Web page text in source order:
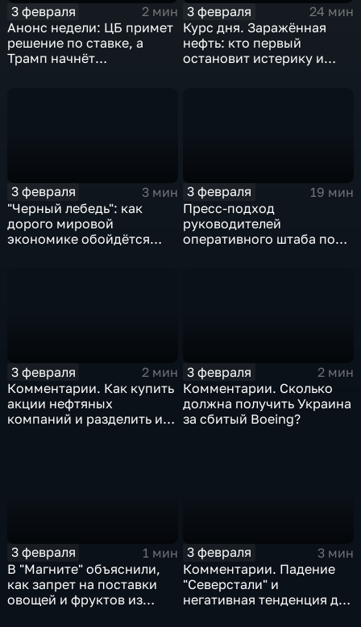
3 февраля
2 мин
Анонс недели: ЦБ примет
решение по ставке, а
Трамп начнёт
3 февраля
24 мин
Курс дня. Заражённая
нефть: кто первый
остановит истерику и
3 февраля
3 мин
"Черный лебедь": как
дорого мировой
экономике обойдётся
3 февраля
19 мин
Пресс-подход
руководителей
оперативного штаба по
3 февраля
2 мин
Комментарии. Как купить
акции нефтяных
компаний и разделить их
3 февраля
2 мин
Комментарии. Сколько
должна получить Украина
за сбитый Boeing?
3 февраля
1 мин
В "Магните" объяснили,
как запрет на поставки
овощей и фруктов из
3 февраля
3 мин
Комментарии. Падение
"Северстали" и
негативная тенденция для